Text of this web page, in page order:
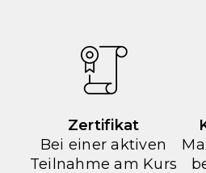
Zertifikat
Bei einer aktiven
Teilnahme am Kurs